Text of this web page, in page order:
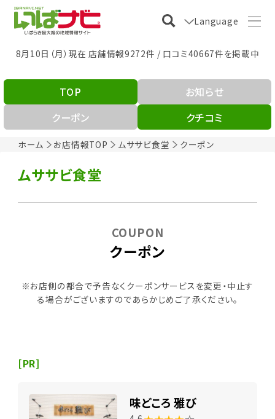
Language
8月10日（月）現在 店舗情報9272件 / 口コミ40667件を掲載中
ホーム お店情報TOP ムササビ食堂 クーポン
TOP
お知らせ
クーポン
クチコミ
ムササビ食堂
クーポン
COUPON
※お店側の都合で予告なくクーポンサービスを変更・中止す
る場合がございますのであらかじめご了承ください。
[PR]
味どころ 雅び